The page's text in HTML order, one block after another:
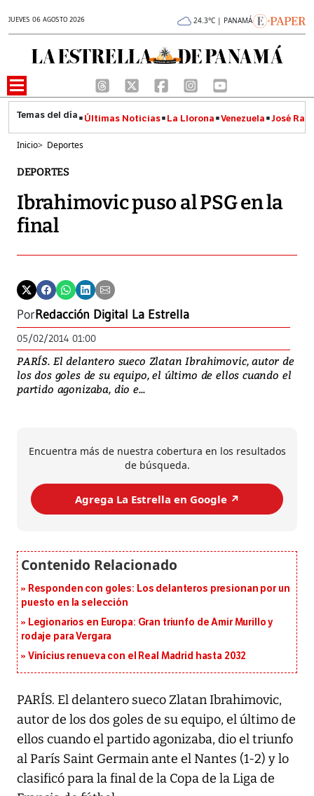
JUEVES 06 AGOSTO 2026 24.3°C | PANAMÁ
Últimas Noticias La Llorona Venezuela José
Inicio> Deportes
DEPORTES
Ibrahimovic puso al PSG en la
final
PorRedacción Digital La Estrella
05/02/2014 01:00
PARÍS. El delantero sueco Zlatan Ibrahimovic, autor de
los dos goles de su equipo, el último de ellos cuando el
partido agonizaba, dio e...
Encuentra más de nuestra cobertura en los resultados
de búsqueda.
Agrega La Estrella en Google ↗️
Responden con goles: Los delanteros presionan por un
puesto en la selección
Legionarios en Europa: Gran triunfo de Amir Murillo y
rodaje para Vergara
Vinícius renueva con el Real Madrid hasta 2032
PARÍS. El delantero sueco Zlatan Ibrahimovic,
autor de los dos goles de su equipo, el último de
ellos cuando el partido agonizaba, dio el triunfo
al París Saint Germain ante el Nantes (1-2) y lo
clasificó para la final de la Copa de la Liga de